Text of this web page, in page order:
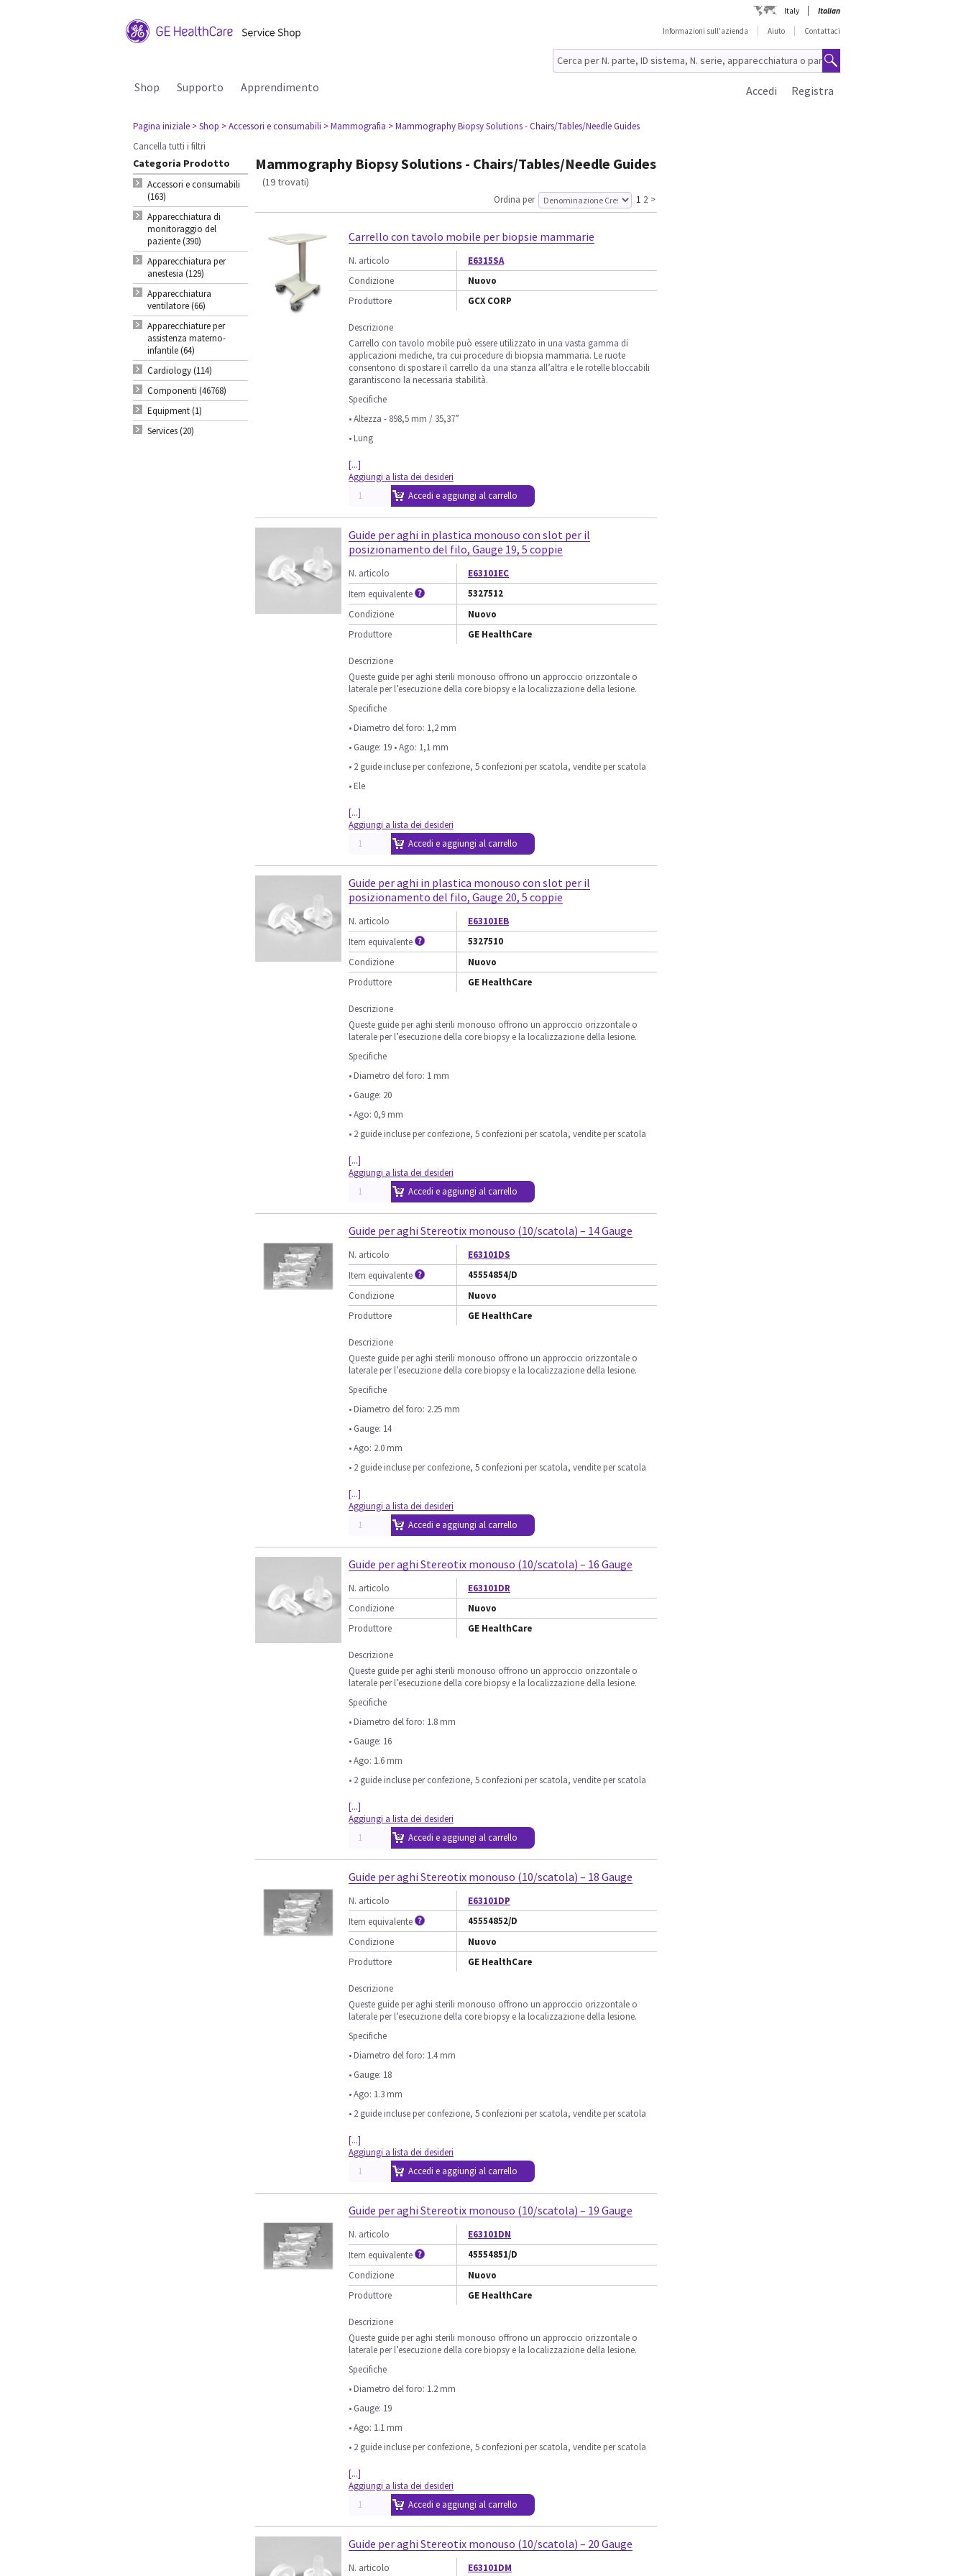
Italy
Italian
Informazioni sull'azienda
Aiuto Contattaci
Shop Supporto Apprendimento Registra
Accedi
Pagina iniziale > Shop > Accessori e consumabili > Mammografia > Mammography Biopsy Solutions - Chairs/Tables/Needle Guides
Cancella tutti i filtri
Categoria Prodotto
Accessori e consumabili
(163)
Apparecchiatura di
monitoraggio del
paziente (390)
Apparecchiatura per
anestesia (129)
Apparecchiatura
ventilatore (66)
Apparecchiature per
assistenza materno-
infantile (64)
Cardiology (114)
Componenti (46768)
Equipment (1)
Services (20)
Mammography Biopsy Solutions - Chairs/Tables/Needle Guides
(19 trovati)
Ordina per 1 2 >
Carrello con tavolo mobile per biopsie mammarie
N. articolo
E6315SA
Condizione
Nuovo
Produttore
GCX CORP
Descrizione
Carrello con tavolo mobile può essere utilizzato in una vasta gamma di
applicazioni mediche, tra cui procedure di biopsia mammaria. Le ruote
consentono di spostare il carrello da una stanza all’altra e le rotelle bloccabili
garantiscono la necessaria stabilità.
Specifiche
• Altezza - 898,5 mm / 35,37”
• Lung
[...]
Aggiungi a lista dei desideri
Accedi e aggiungi al carrello
Guide per aghi in plastica monouso con slot per il
posizionamento del filo, Gauge 19, 5 coppie
N. articolo
E63101EC
Item equivalente
5327512
Condizione
Nuovo
Produttore
GE HealthCare
Descrizione
Queste guide per aghi sterili monouso offrono un approccio orizzontale o
laterale per l’esecuzione della core biopsy e la localizzazione della lesione.
Specifiche
• Diametro del foro: 1,2 mm
• Gauge: 19 • Ago: 1,1 mm
• 2 guide incluse per confezione, 5 confezioni per scatola, vendite per scatola
• Ele
[...]
Aggiungi a lista dei desideri
Accedi e aggiungi al carrello
Guide per aghi in plastica monouso con slot per il
posizionamento del filo, Gauge 20, 5 coppie
N. articolo
E63101EB
Item equivalente
5327510
Condizione
Nuovo
Produttore
GE HealthCare
Descrizione
Queste guide per aghi sterili monouso offrono un approccio orizzontale o
laterale per l’esecuzione della core biopsy e la localizzazione della lesione.
Specifiche
• Diametro del foro: 1 mm
• Gauge: 20
• Ago: 0,9 mm
• 2 guide incluse per confezione, 5 confezioni per scatola, vendite per scatola
[...]
Aggiungi a lista dei desideri
Accedi e aggiungi al carrello
Guide per aghi Stereotix monouso (10/scatola) – 14 Gauge
N. articolo
E63101DS
Item equivalente
45554854/D
Condizione
Nuovo
Produttore
GE HealthCare
Descrizione
Queste guide per aghi sterili monouso offrono un approccio orizzontale o
laterale per l’esecuzione della core biopsy e la localizzazione della lesione.
Specifiche
• Diametro del foro: 2.25 mm
• Gauge: 14
• Ago: 2.0 mm
• 2 guide incluse per confezione, 5 confezioni per scatola, vendite per scatola
[...]
Aggiungi a lista dei desideri
Accedi e aggiungi al carrello
Guide per aghi Stereotix monouso (10/scatola) – 16 Gauge
N. articolo
E63101DR
Condizione
Nuovo
Produttore
GE HealthCare
Descrizione
Queste guide per aghi sterili monouso offrono un approccio orizzontale o
laterale per l’esecuzione della core biopsy e la localizzazione della lesione.
Specifiche
• Diametro del foro: 1.8 mm
• Gauge: 16
• Ago: 1.6 mm
• 2 guide incluse per confezione, 5 confezioni per scatola, vendite per scatola
[...]
Aggiungi a lista dei desideri
Accedi e aggiungi al carrello
Guide per aghi Stereotix monouso (10/scatola) – 18 Gauge
N. articolo
E63101DP
Item equivalente
45554852/D
Condizione
Nuovo
Produttore
GE HealthCare
Descrizione
Queste guide per aghi sterili monouso offrono un approccio orizzontale o
laterale per l’esecuzione della core biopsy e la localizzazione della lesione.
Specifiche
• Diametro del foro: 1.4 mm
• Gauge: 18
• Ago: 1.3 mm
• 2 guide incluse per confezione, 5 confezioni per scatola, vendite per scatola
[...]
Aggiungi a lista dei desideri
Accedi e aggiungi al carrello
Guide per aghi Stereotix monouso (10/scatola) – 19 Gauge
N. articolo
E63101DN
Item equivalente
45554851/D
Condizione
Nuovo
Produttore
GE HealthCare
Descrizione
Queste guide per aghi sterili monouso offrono un approccio orizzontale o
laterale per l’esecuzione della core biopsy e la localizzazione della lesione.
Specifiche
• Diametro del foro: 1.2 mm
• Gauge: 19
• Ago: 1.1 mm
• 2 guide incluse per confezione, 5 confezioni per scatola, vendite per scatola
[...]
Aggiungi a lista dei desideri
Accedi e aggiungi al carrello
Guide per aghi Stereotix monouso (10/scatola) – 20 Gauge
N. articolo E63101DM